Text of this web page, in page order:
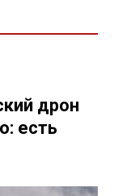
дрон
есть